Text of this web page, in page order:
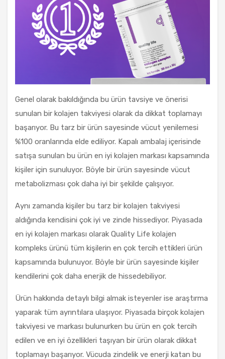
Genel olarak bakıldığında bu ürün tavsiye ve önerisi
sunulan bir kolajen takviyesi olarak da dikkat toplamayı
başarıyor. Bu tarz bir ürün sayesinde vücut yenilemesi
%100 oranlarında elde ediliyor. Kapalı ambalaj içerisinde
satışa sunulan bu ürün en iyi kolajen markası kapsamında
kişiler için sunuluyor. Böyle bir ürün sayesinde vücut
metabolizması çok daha iyi bir şekilde çalışıyor.
Aynı zamanda kişiler bu tarz bir kolajen takviyesi
aldığında kendisini çok iyi ve zinde hissediyor. Piyasada
en iyi kolajen markası olarak Quality Life kolajen
kompleks ürünü tüm kişilerin en çok tercih ettikleri ürün
kapsamında bulunuyor. Böyle bir ürün sayesinde kişiler
kendilerini çok daha enerjik de hissedebiliyor.
Ürün hakkında detaylı bilgi almak isteyenler ise araştırma
yaparak tüm ayrıntılara ulaşıyor. Piyasada birçok kolajen
takviyesi ve markası bulunurken bu ürün en çok tercih
edilen ve en iyi özellikleri taşıyan bir ürün olarak dikkat
toplamayı başarıyor. Vücuda zindelik ve enerji katan bu